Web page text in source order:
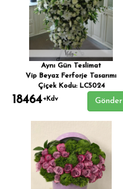
Aynı Gün Teslimat
Vip Beyaz Ferforje Tasarımı
Çiçek Kodu: LC5024
18464+Kdv Gönder